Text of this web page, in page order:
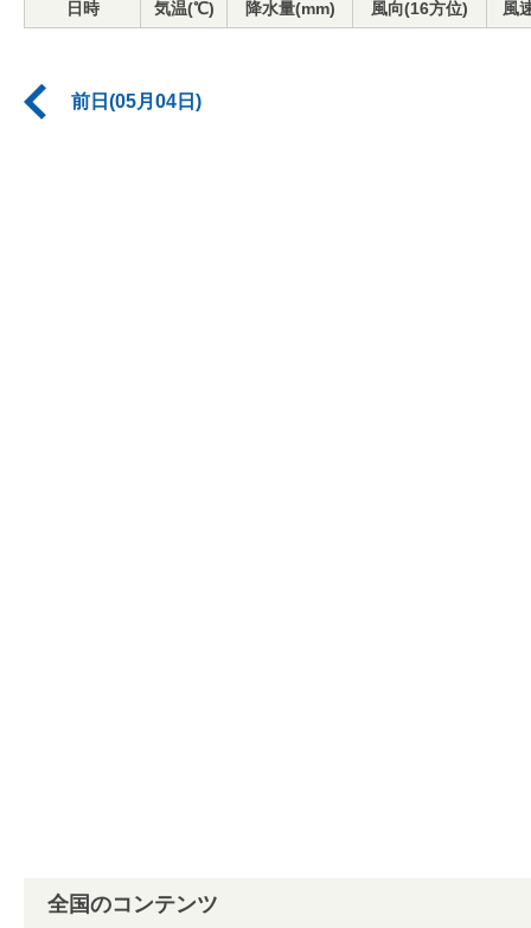
日時 気温(℃) 降水量(mm) 風向(16方位) 風
前日(05月04日)
全国のコンテンツ